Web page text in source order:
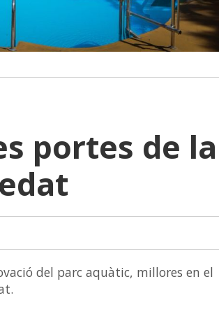
portes de la
del parc aquàtic, millores en el